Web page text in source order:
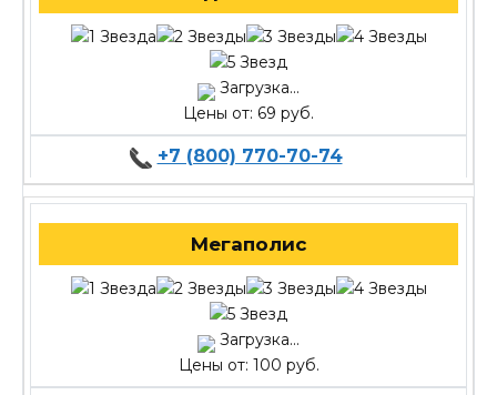
Загрузка...
Цены от: 69 руб.
+7 (800) 770-70-74
Мегаполис
Загрузка...
Цены от: 100 руб.